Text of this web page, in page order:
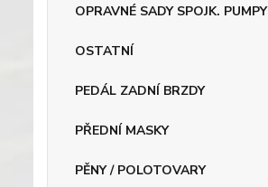
OPRAVNÉ SADY SPOJK. PUMPY
OSTATNÍ
PEDÁL ZADNÍ BRZDY
PŘEDNÍ MASKY
PĚNY / POLOTOVARY